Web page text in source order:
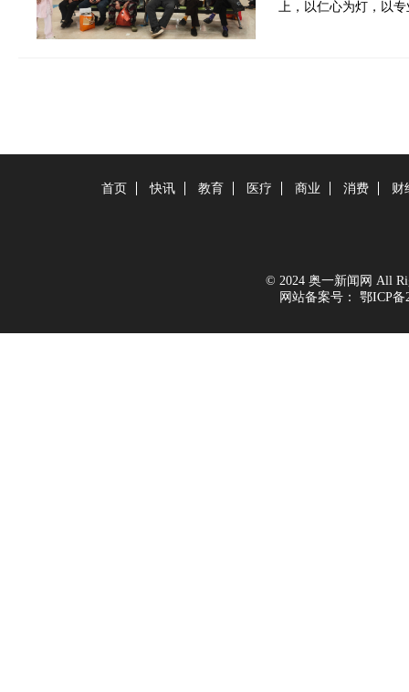
上，以仁心为灯，以
首页 快讯 教育 医疗 商业 消费 财
© 2024 奥一新闻网 All
网站备案号：
鄂ICP备